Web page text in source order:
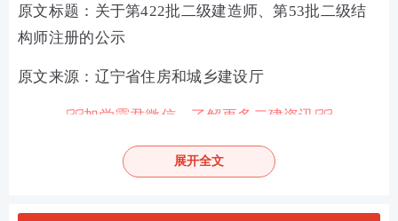
原文标题：关于第422批二级建造师、第53批二级结
构师注册的公示
原文来源：辽宁省住房和城乡建设厅
☟☟加学霸君微信，了解更多二建资讯 ☟☟
展开全文